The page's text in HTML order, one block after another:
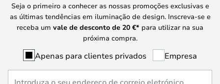
Seja o primeiro a conhecer as nossas promoções exclusivas e
as últimas tendências em iluminação de design. Inscreva-se e
receba um vale de desconto de 20 €* para utilizar na sua
próxima compra.
Apenas para clientes privados Empresa